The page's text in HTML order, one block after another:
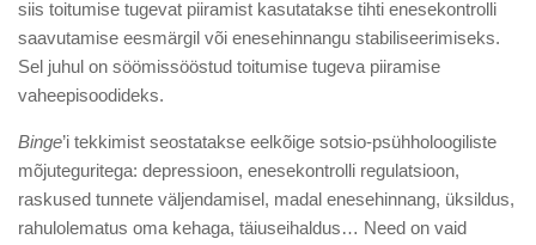
siis toitumise tugevat piiramist kasutatakse tihti enesekontrolli
saavutamise eesmärgil või enesehinnangu stabiliseerimiseks.
Sel juhul on söömissööstud toitumise tugeva piiramise
vaheepisoodideks.
Binge’i tekkimist seostatakse eelkõige sotsio-psühholoogiliste
mõjuteguritega: depressioon, enesekontrolli regulatsioon,
raskused tunnete väljendamisel, madal enesehinnang, üksildus,
rahulolematus oma kehaga, täiuseihaldus… Need on vaid